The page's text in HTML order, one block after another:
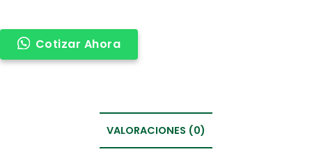
Cotizar Ahora
VALORACIONES (0)